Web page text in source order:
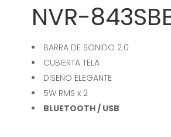
NVR-
BARRA DE SONIDO 2.0
CUBIERTA TELA
DISEÑO ELEGANTE
5W RMS x 2
BLUETOOTH / USB